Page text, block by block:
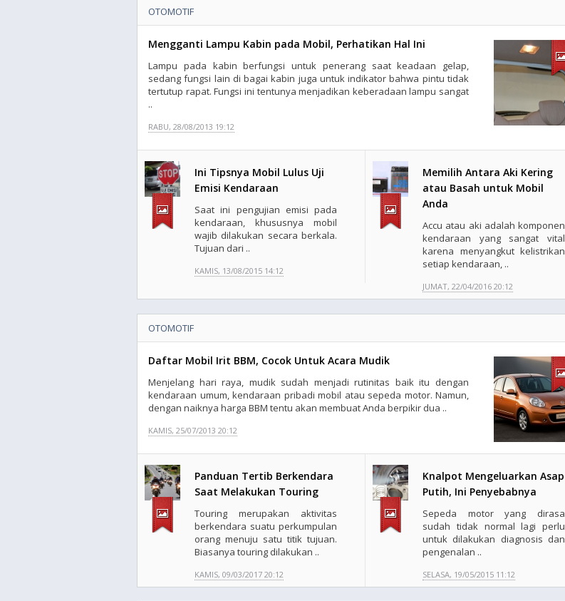
OTOMOTIF
Mengganti Lampu Kabin pada Mobil, Perhatikan Hal Ini
Lampu pada kabin berfungsi untuk penerang saat keadaan gelap,
sedang fungsi lain di bagai kabin juga untuk indikator bahwa pintu tidak
tertutup rapat. Fungsi ini tentunya menjadikan keberadaan lampu sangat
..
RABU, 28/08/2013 19:12
Ini Tipsnya Mobil Lulus Uji
Emisi Kendaraan
Saat ini pengujian emisi pada
kendaraan, khususnya mobil
wajib dilakukan secara berkala.
Tujuan dari ..
KAMIS, 13/08/2015 14:12
Memilih Antara Aki Kering
atau Basah untuk Mobil
Anda
Accu atau aki adalah komponen
kendaraan yang sangat vital
karena menyangkut kelistrikan
setiap kendaraan, ..
JUMAT, 22/04/2016 20:12
OTOMOTIF
Daftar Mobil Irit BBM, Cocok Untuk Acara Mudik
Menjelang hari raya, mudik sudah menjadi rutinitas baik itu dengan
kendaraan umum, kendaraan pribadi mobil atau sepeda motor. Namun,
dengan naiknya harga BBM tentu akan membuat Anda berpikir dua ..
KAMIS, 25/07/2013 20:12
Panduan Tertib Berkendara
Saat Melakukan Touring
Touring merupakan aktivitas
berkendara suatu perkumpulan
orang menuju satu titik tujuan.
Biasanya touring dilakukan ..
KAMIS, 09/03/2017 20:12
Knalpot Mengeluarkan Asap
Putih, Ini Penyebabnya
Sepeda motor yang dirasa
sudah tidak normal lagi perlu
untuk dilakukan diagnosis dan
pengenalan ..
SELASA, 19/05/2015 11:12